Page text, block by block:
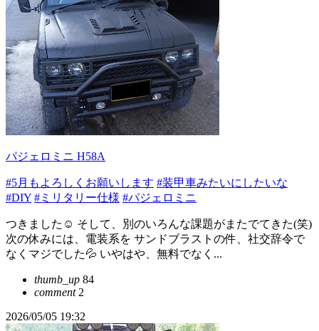
パジェロミニ H58A
#5月もよろしくお願いします #装甲車みたいにしたいな
#DIY #ミリタリー仕様 #パジェロミニ
つきました☺️ そして、別のいろんな課題がまたでてきた(笑)
次の休みには、電装系を サンドブラストの件、社交辞令で
なくマジでした💦 いやはや、無料でなく...
thumb_up 84
comment2
2026/05/05 19:32